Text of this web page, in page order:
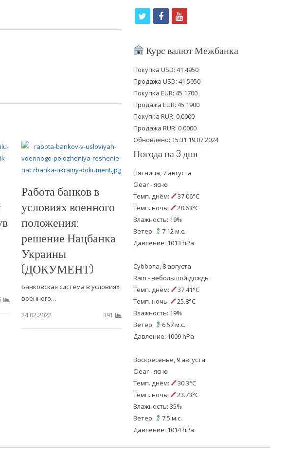
Работа банков в
условиях военного
положения:
решение Нацбанка
Украины
(ДОКУМЕНТ)
Банковская система в условиях
военного…
24.02.2022
391
i
t
e
r
f
c
b
o
o
k
y
u
u
b
e
Курс валют Межбанка
Покупка USD: 41.4950
Продажа USD: 41.5050
Покупка EUR: 45.1700
Продажа EUR: 45.1900
Покупка RUR: 0.0000
Продажа RUR: 0.0000
Обновлено: 15:31 19.07.2024
Погода на 3 дня
Пятница, 7 августа
Clear - ясно
Темп. днём:
37.06°C
Темп. ночь:
28.63°C
Влажность: 19%
Ветер:
7.12 м.с.
Давление: 1013 hPa
Суббота, 8 августа
Rain - небольшой дождь
Темп. днём:
37.41°C
Темп. ночь:
25.8°C
Влажность: 19%
Ветер:
6.57 м.с.
Давление: 1009 hPa
Воскресенье, 9 августа
Clear - ясно
Темп. днём:
30.3°C
Темп. ночь:
23.73°C
Влажность: 35%
Ветер:
7.5 м.с.
Давление: 1014 hPa